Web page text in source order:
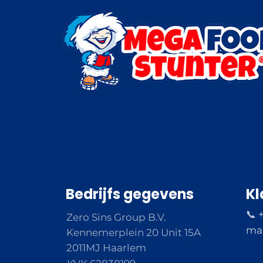
Bedrijfs gegevens
Zero Sins Group B.V.
Kennemerplein 20 Unit 15A
2011MJ Haarlem
📞